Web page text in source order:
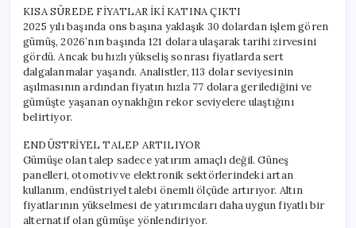
KISA SÜREDE FİYATLAR İKİ KATINA ÇIKTI
2025 yılı başında ons başına yaklaşık 30 dolardan işlem gören
gümüş, 2026’nın başında 121 dolara ulaşarak tarihi zirvesini
gördü. Ancak bu hızlı yükseliş sonrası fiyatlarda sert
dalgalanmalar yaşandı. Analistler, 113 dolar seviyesinin
aşılmasının ardından fiyatın hızla 77 dolara gerilediğini ve
gümüşte yaşanan oynaklığın rekor seviyelere ulaştığını
belirtiyor.
ENDÜSTRİYEL TALEP ARTILIYOR
Gümüşe olan talep sadece yatırım amaçlı değil. Güneş
panelleri, otomotiv ve elektronik sektörlerindeki artan
kullanım, endüstriyel talebi önemli ölçüde artırıyor. Altın
fiyatlarının yükselmesi de yatırımcıları daha uygun fiyatlı bir
alternatif olan gümüşe yönlendiriyor.